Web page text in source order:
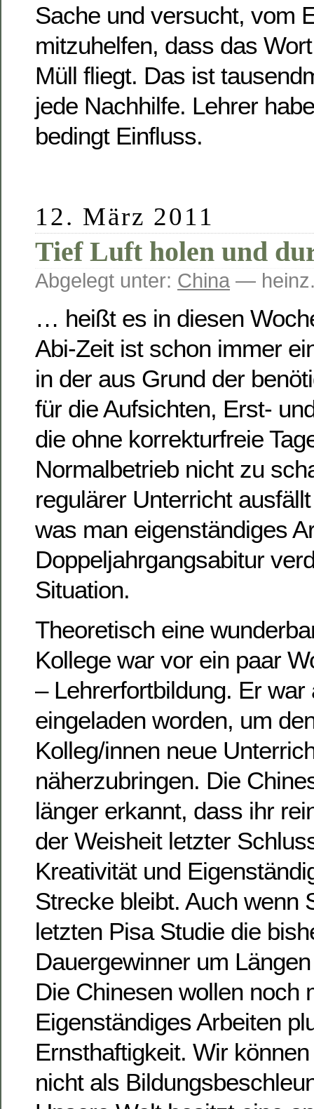
Sache und versucht, vom
mitzuhelfen, dass das
Müll fliegt. Das ist
jede Nachhilfe. Lehrer
bedingt Einfluss.
12. März 2011
Tief Luft holen und
Abgelegt unter: China —
… heißt es in diesen
Abi-Zeit ist schon immer
in der aus Grund der
für die Aufsichten, Erst-
die ohne korrekturfreie
Normalbetrieb nicht zu
regulärer Unterricht
was man eigenständiges
Doppeljahrgangsabitur
Situation.
Theoretisch eine
Kollege war vor ein paar
– Lehrerfortbildung. Er
eingeladen worden, um
Kolleg/innen neue
näherzubringen. Die
länger erkannt, dass ihr
der Weisheit letzter
Kreativität und
Strecke bleibt. Auch wenn
letzten Pisa Studie die
Dauergewinner um
Die Chinesen wollen noch
Eigenständiges Arbeiten
Ernsthaftigkeit. Wir
nicht als